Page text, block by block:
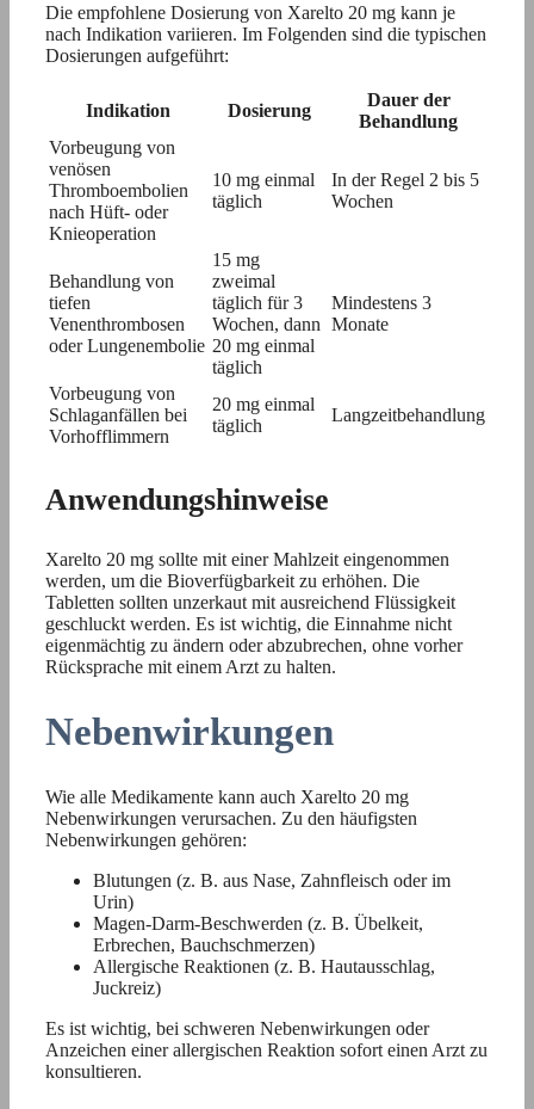
Die empfohlene Dosierung von Xarelto 20 mg kann je
nach Indikation variieren. Im Folgenden sind die typischen
Dosierungen aufgeführt:
Indikation Dosierung
Dauer der
Behandlung
Vorbeugung von
venösen
Thromboembolien
nach Hüft- oder
Knieoperation
10 mg einmal
täglich
In der Regel 2 bis 5
Wochen
Behandlung von
tiefen
Venenthrombosen
oder Lungenembolie
15 mg
zweimal
täglich für 3
Wochen, dann
20 mg einmal
täglich
Mindestens 3
Monate
Vorbeugung von
Schlaganfällen bei
Vorhofflimmern
20 mg einmal
täglich
Langzeitbehandlung
Anwendungshinweise
Xarelto 20 mg sollte mit einer Mahlzeit eingenommen
werden, um die Bioverfügbarkeit zu erhöhen. Die
Tabletten sollten unzerkaut mit ausreichend Flüssigkeit
geschluckt werden. Es ist wichtig, die Einnahme nicht
eigenmächtig zu ändern oder abzubrechen, ohne vorher
Rücksprache mit einem Arzt zu halten.
Nebenwirkungen
Wie alle Medikamente kann auch Xarelto 20 mg
Nebenwirkungen verursachen. Zu den häufigsten
Nebenwirkungen gehören:
Blutungen (z. B. aus Nase, Zahnfleisch oder im
Urin)
Magen-Darm-Beschwerden (z. B. Übelkeit,
Erbrechen, Bauchschmerzen)
Allergische Reaktionen (z. B. Hautausschlag,
Juckreiz)
Es ist wichtig, bei schweren Nebenwirkungen oder
Anzeichen einer allergischen Reaktion sofort einen Arzt zu
konsultieren.